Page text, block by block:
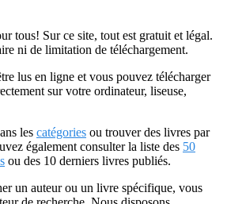
tous! Sur ce site, tout est gratuit et légal.
ni de limitation de téléchargement.
lus en ligne et vous pouvez télécharger
sur votre ordinateur, liseuse,
les catégories ou trouver des livres par
également consulter la liste des 50
ou des 10 derniers livres publiés.
un auteur ou un livre spécifique, vous